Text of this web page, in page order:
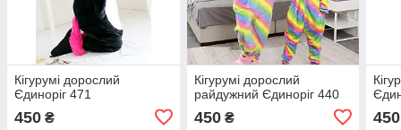
Кігурумі дорослий
Єдиноріг 471
450 ₴
Кігурумі дорослий
райдужний Єдиноріг 440
450₴ 450